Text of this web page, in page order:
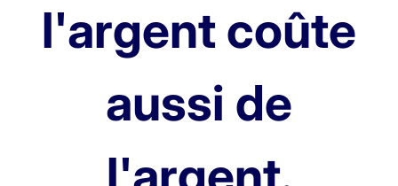
l'argent coûte
aussi de